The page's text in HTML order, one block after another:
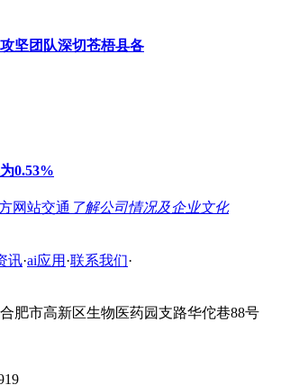
坚团队深切苍梧县各
0.53%
网站交通 了解公司情况及企业文化
讯·ai应用 ·联系我们·
肥市高新区生物医药园支路华佗巷88号